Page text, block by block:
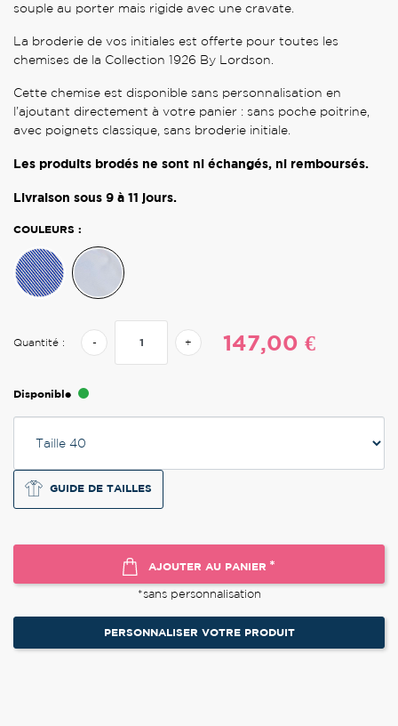
souple au porter mais rigide avec une cravate.
La broderie de vos initiales est offerte pour toutes les
chemises de la Collection 1926 By Lordson.
Cette chemise est disponible sans personnalisation en
l’ajoutant directement à votre panier : sans poche poitrine,
avec poignets classique, sans broderie initiale.
Les produits brodés ne sont ni échangés, ni remboursés.
Livraison sous 9 à 11 jours.
COULEURS :
Quantité : - + 147,00 €
Disponible
GUIDE DE TAILLES
AJOUTER AU PANIER *
*sans personnalisation
PERSONNALISER VOTRE PRODUIT